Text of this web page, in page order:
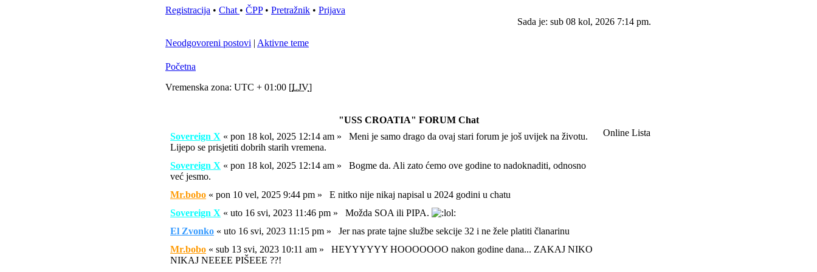
Registracija • Chat • ČPP• Pretražnik • Prijava
Sada je: sub 08 kol, 2026 7:14 pm.
Neodgovoreni postovi | Aktivne teme
Početna
Vremenska zona: UTC + 01:00 [LJV]
"USS CROATIA" FORUM Chat
Sovereign X « pon 18 kol, 2025 12:14 am » Meni je samo drago da ovaj stari forum je još uvijek na životu.
Lijepo se prisjetiti dobrih starih vremena.
Sovereign X « pon 18 kol, 2025 12:14 am » Bogme da. Ali zato ćemo ove godine to nadoknaditi, odnosno
već jesmo.
Mr.bobo « pon 10 vel, 2025 9:44 pm » E nitko nije nikaj napisal u 2024 godini u chatu
Sovereign X « uto 16 svi, 2023 11:46 pm » Možda SOA ili PIPA.
El Zvonko « uto 16 svi, 2023 11:15 pm » Jer nas prate tajne službe sekcije 32 i ne žele platiti članarinu
Mr.bobo « sub 13 svi, 2023 10:11 am » HEYYYYYY HOOOOOOO nakon godine dana... ZAKAJ NIKO
NIKAJ NEEEE PIŠEEE ??!
Online Lista